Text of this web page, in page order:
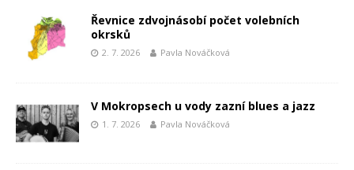
Řevnice zdvojnásobí počet volebních
okrsků
2. 7. 2026 Pavla Nováčková
V Mokropsech u vody zazní blues a jazz
1. 7. 2026 Pavla Nováčková